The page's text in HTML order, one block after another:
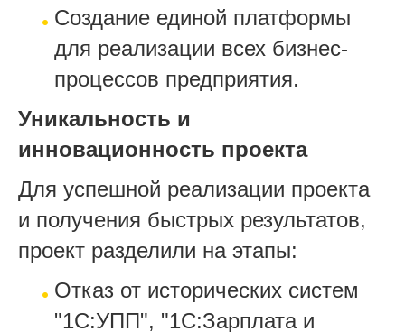
Создание единой платформы
для реализации всех бизнес-
процессов предприятия.
Уникальность и
инновационность проекта
Для успешной реализации проекта
и получения быстрых результатов,
проект разделили на этапы:
Отказ от исторических систем
"1С:УПП", "1С:Зарплата и